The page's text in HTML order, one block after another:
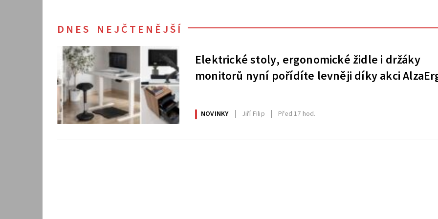
DNES NEJČTENĚJŠÍ
Elektrické stoly, ergonomické židle i držáky
monitorů nyní pořídíte levněji díky akci
NOVINKY Jiří Filip Před 17 hod.